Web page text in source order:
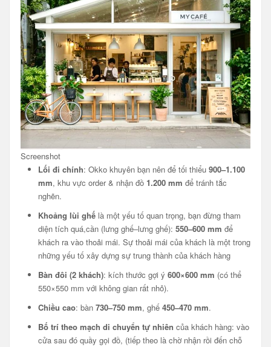
Screenshot
Lối đi chính: Okko khuyên bạn nên để tối thiểu900–1.100
mm, khu vực order & nhận đồ 1.200 mm để tránh tắc
nghẽn.
Khoảng lùi ghế là một yếu tố quan trọng, bạn đừng tham
diện tích quá,cần (lưng ghế–lưng ghế):550–600 mm để
khách ra vào thoải mái. Sự thoải mái của khách là một trong
những yếu tố xây dựng sự trung thành của khách hàng
Bàn đôi (2 khách): kích thước gợi ý600×600 mm (có thể
550×550 mm với không gian rất nhỏ).
Chiều cao: bàn730–750 mm, ghế450–470 mm.
Bố trí theo mạch di chuyển tự nhiên của khách hàng: vào
cửa sau đó quầy gọi đồ, (tiếp theo là chờ nhận rồi đến chỗ